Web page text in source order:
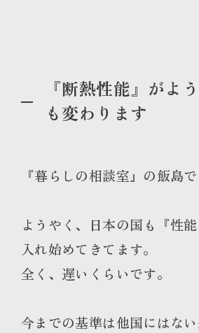
『断熱性能』がよ
も変わります
『暮らしの相談室』の飯島
ようやく、日本の国も『性
入れ始めてきてます。
全く、遅いくらいです。
今までの基準は他国にはな